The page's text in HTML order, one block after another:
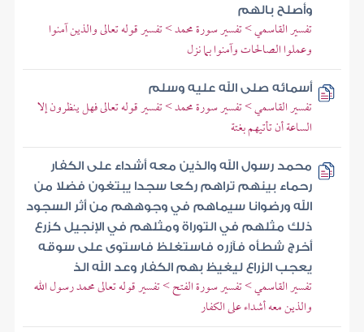
وأصلح بالهم
تفسير القاسمي > تفسير سورة محمد > تفسير قوله تعالى والذين آمنوا
وعملوا الصالحات وآمنوا بما نزل
أسمائه صلى الله عليه وسلم
تفسير القاسمي > تفسير سورة محمد > تفسير قوله تعالى فهل ينظرون إلا
الساعة أن تأتيهم بغتة
محمد رسول الله والذين معه أشداء على الكفار
رحماء بينهم تراهم ركعا سجدا يبتغون فضلا من
الله ورضوانا سيماهم في وجوههم من أثر السجود
ذلك مثلهم في التوراة ومثلهم في الإنجيل كزرع
أخرج شطأه فآزره فاستغلظ فاستوى على سوقه
يعجب الزراع ليغيظ بهم الكفار وعد الله الذ
تفسير القاسمي > تفسير سورة الفتح > تفسير قوله تعالى محمد رسول الله
والذين معه أشداء على الكفار